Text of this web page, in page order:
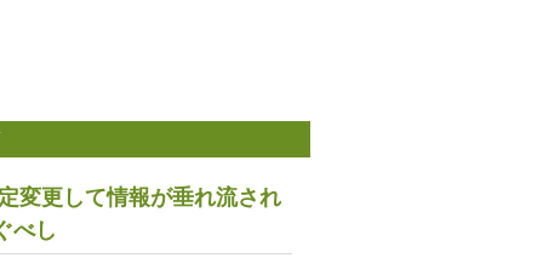
変更して情報が垂れ流され
べし